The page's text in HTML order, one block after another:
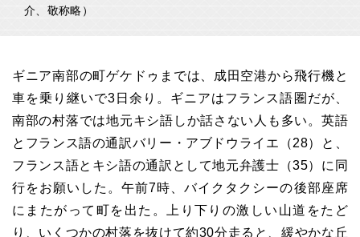
介、敬称略）
ギニア南部の町ゲケドゥまでは、成田空港から飛行機と
車を乗り継いで3日余り。ギニアはフランス語圏だが、
南部の村落では地元キシ語しか話さない人も多い。英語
とフランス語の通訳バリー・アブドウライエ（28）と、
フランス語とキシ語の通訳として地元弁護士（35）に同
行をお願いした。午前7時、バイクタクシーの後部座席
にまたがって町を出た。上り下りの激しい山道をたど
り、いくつかの村落を抜けて約30分走ると、緩やかな丘